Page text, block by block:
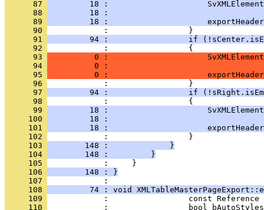
      87
18 :
      88
18 :
      89
18 :
      90
      91
94 :                 if
      92
      93
0 :
      94
0 :
      95
0 :
      96
      97
94 :                 if
      98
      99
18 :
     100
18 :
     101
18 :
     102
     103
        148 :             }
     104
        148 :         }
     105
     106
        148 : }
     107
     108
74 : void
     109
     110